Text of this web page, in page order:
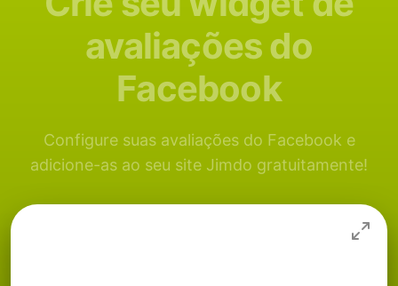
avaliações do
Facebook
Configure suas avaliações do Facebook e
adicione-as ao seu site Jimdo gratuitamente!